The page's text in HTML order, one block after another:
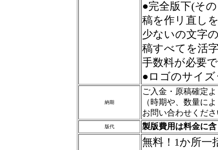
●完全版下(そ
稿を作リ直し
少ないの文字
稿すべてを活
手数料が必要
●ロゴのサイ
納期
ご入金・原稿確定
（時期や、数量に
お問い合わせくだ
版代 製版費用は料金に
無料！1か所一